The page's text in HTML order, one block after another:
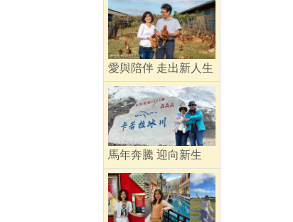
愛與陪伴 走出新人生
馬年奔騰 迎向新生